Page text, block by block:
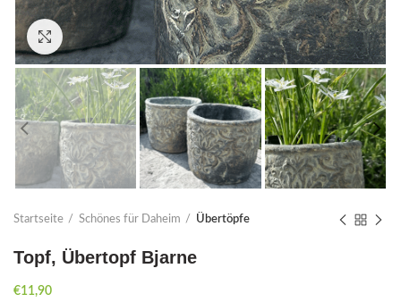
Click to enlarge
Startseite Schönes für Daheim Übertöpfe
Topf, Übertopf Bjarne
€11,90